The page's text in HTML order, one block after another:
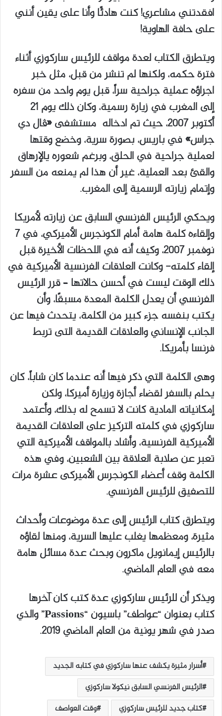
افقدتني مشاعري! كنت هادئًا وأنا على يقين أنني
على حافة الهاوية!
ويتطرق الكتاب لعدة مواقف للرئيس ساركوزي أثناء
فترة حكمه، ولكنها لم تنشر من قبل، مثل خبر
اجراؤه عملية جراحية سراً، قبل يوم واحد من سفره
إلى المغرب في زيارة رسمية، وكان ذلك يوم ٢١
أكتوبر ٢٠٠٧، حيث تم ادخاله مستشفى «ڤال دي
جراس» في باريس، بصورة سرية، وخضع وقتها
لعملية جراحية في الحلق، وبرغم شعوره يالإرهاق
والقئ بعد العملية، غير أن هذا لم يمنعه من السفر
وإتمام زيارته الرسمية إلى المغرب.
ويحكي الرئيس الفرنسي السابق عن زيارته لأمريكا
وإلقاءه كلمة هامة أمام الكونجرس الأميركي، في ٧
نوفمبر ٢٠٠٧، وكيف أنه في اللحظات الأخيرة قبل
إلقاء كلمته- وكانت العلاقات الفرنسية الأميركية في
ذلك الوقت ليست في أحسن حالاتها – قرر الرئيس
الفرنسي أن يعدل الكلمة المعدة مسبقًا، وأن
يكتب بنفسه جزء كبير من الكلمة، يتحدث فيها عن
الجانب الإنساني والعلاقات القديمة التى تربط
فرنسا بأمريكا.
وهى الكلمة التي ذكر فيها أنه عندما كان شاباً، كان
يحلم بالسفر لقضاء أجازة وزيارة أميركا، ولكن
إمكانياته المادية كانت لا تسمح له بذلك، وأعتمد
ساركوزي في كلمته التركيز على العلاقات القديمة
الأميركية الفرنسية، وأشاد بالمواقف الأميركية التي
تعبر عن صلابة العلاقة بين الشعبين، وفي هذه
الكلمة وقف أعضاء الكونجرس الأميركى عشرة مرات
للتصفيق للرئيس الفرنسي.
ويتطرق كتاب الرئيس إلى عدة موضوعات وأحداث
مثيرة، ومعظمها يغلب عليها السرية، ومنها لقاؤه
بالرئيس إيمانويل ماكرون وبحث عدة مسائل هامة
معه في العام الماضي.
ويذكر أن للرئيس ساركوزي عدة كتب كان آخرها
كتاب بعنوان “عواطف” باسيون “Passions” والذي
صدر في شهر يونية من العام الماضي 2019.
أسرار مثيرة يكشف عنها ساركوزي في كتابه الجديد
الرئيس الفرنسي السابق نيكولا ساركوزي
كتاب جديد للرئيس ساركوزي
وقت العواصف